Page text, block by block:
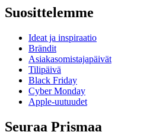
Suosittelemme
Ideat ja inspiraatio
Brändit
Asiakasomistajapäivät
Tilipäivä
Black Friday
Cyber Monday
Apple-uutuudet
Seuraa Prismaa